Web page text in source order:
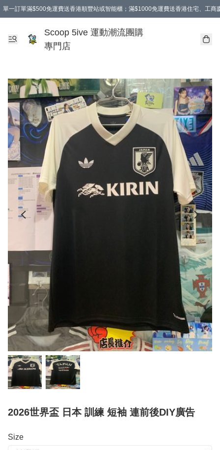
單一訂單滿$500免運費送香港順豐站或智能櫃；滿$1000免運費送香港住宅、工商
Scoop 5ive 運動潮流團購
專門店
2026世界盃 日本 訓練 短袖 連前後DIY廣告
Size